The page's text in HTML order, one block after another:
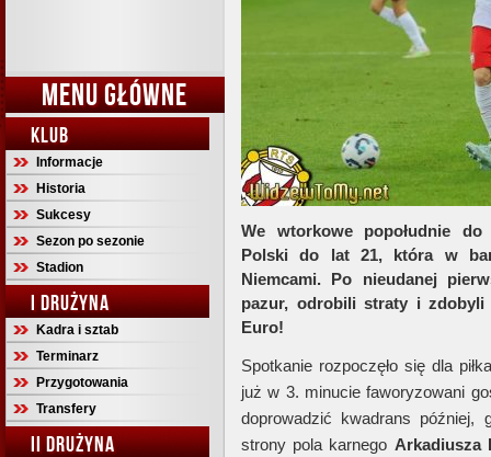
MENU GŁÓWNE
KLUB
Informacje
Historia
Sukcesy
Sezon po sezonie
Stadion
I DRUŻYNA
Kadra i sztab
Terminarz
Przygotowania
Transfery
II DRUŻYNA
We wtorkowe popołudnie do
Polski do lat 21, która w
Niemcami. Po nieudanej
pazur, odrobili straty i zdobyli
Euro!
Spotkanie rozpoczęło się dla
już w 3. minucie faworyzowani
doprowadzić kwadrans
strony pola karnego Arkadiusza